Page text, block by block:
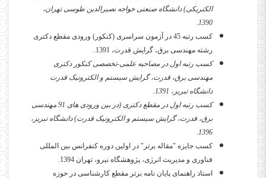
الکتریکی) دانشگاه صنعتی خواجه نصیرالدین طوسی تهران،
1390.
کسب رتبه 45 در آزمون سراسری (کنکور) ورودی مقطع دکتری
رشته مهندسی برق، گرایش قدرت، 1391.
کسب رتبه اول در مصاحبه علمی-تخصصی کنکور دکتری
مهندسی برق، قدرت، گرایش سیستم و الکترونیک قدرت
دانشگاه تبریز، 1391.
کسب رتبه اول در مقطع دکتری (در بین ورودی های 91 مهندسی
برق، قدرت، گرایش سیستم و الکترونیک قدرت) دانشگاه تبریز،
1396.
کسب جایزه "مقاله برتر" در اولین دوره کنفرانس بین المللی
فناوری و مدیریت انرژی، پژوهشگاه نیرو، تهران 1394.
استاد راهنمای پایان نامه برتر مقطع کارشناسی در حوزه